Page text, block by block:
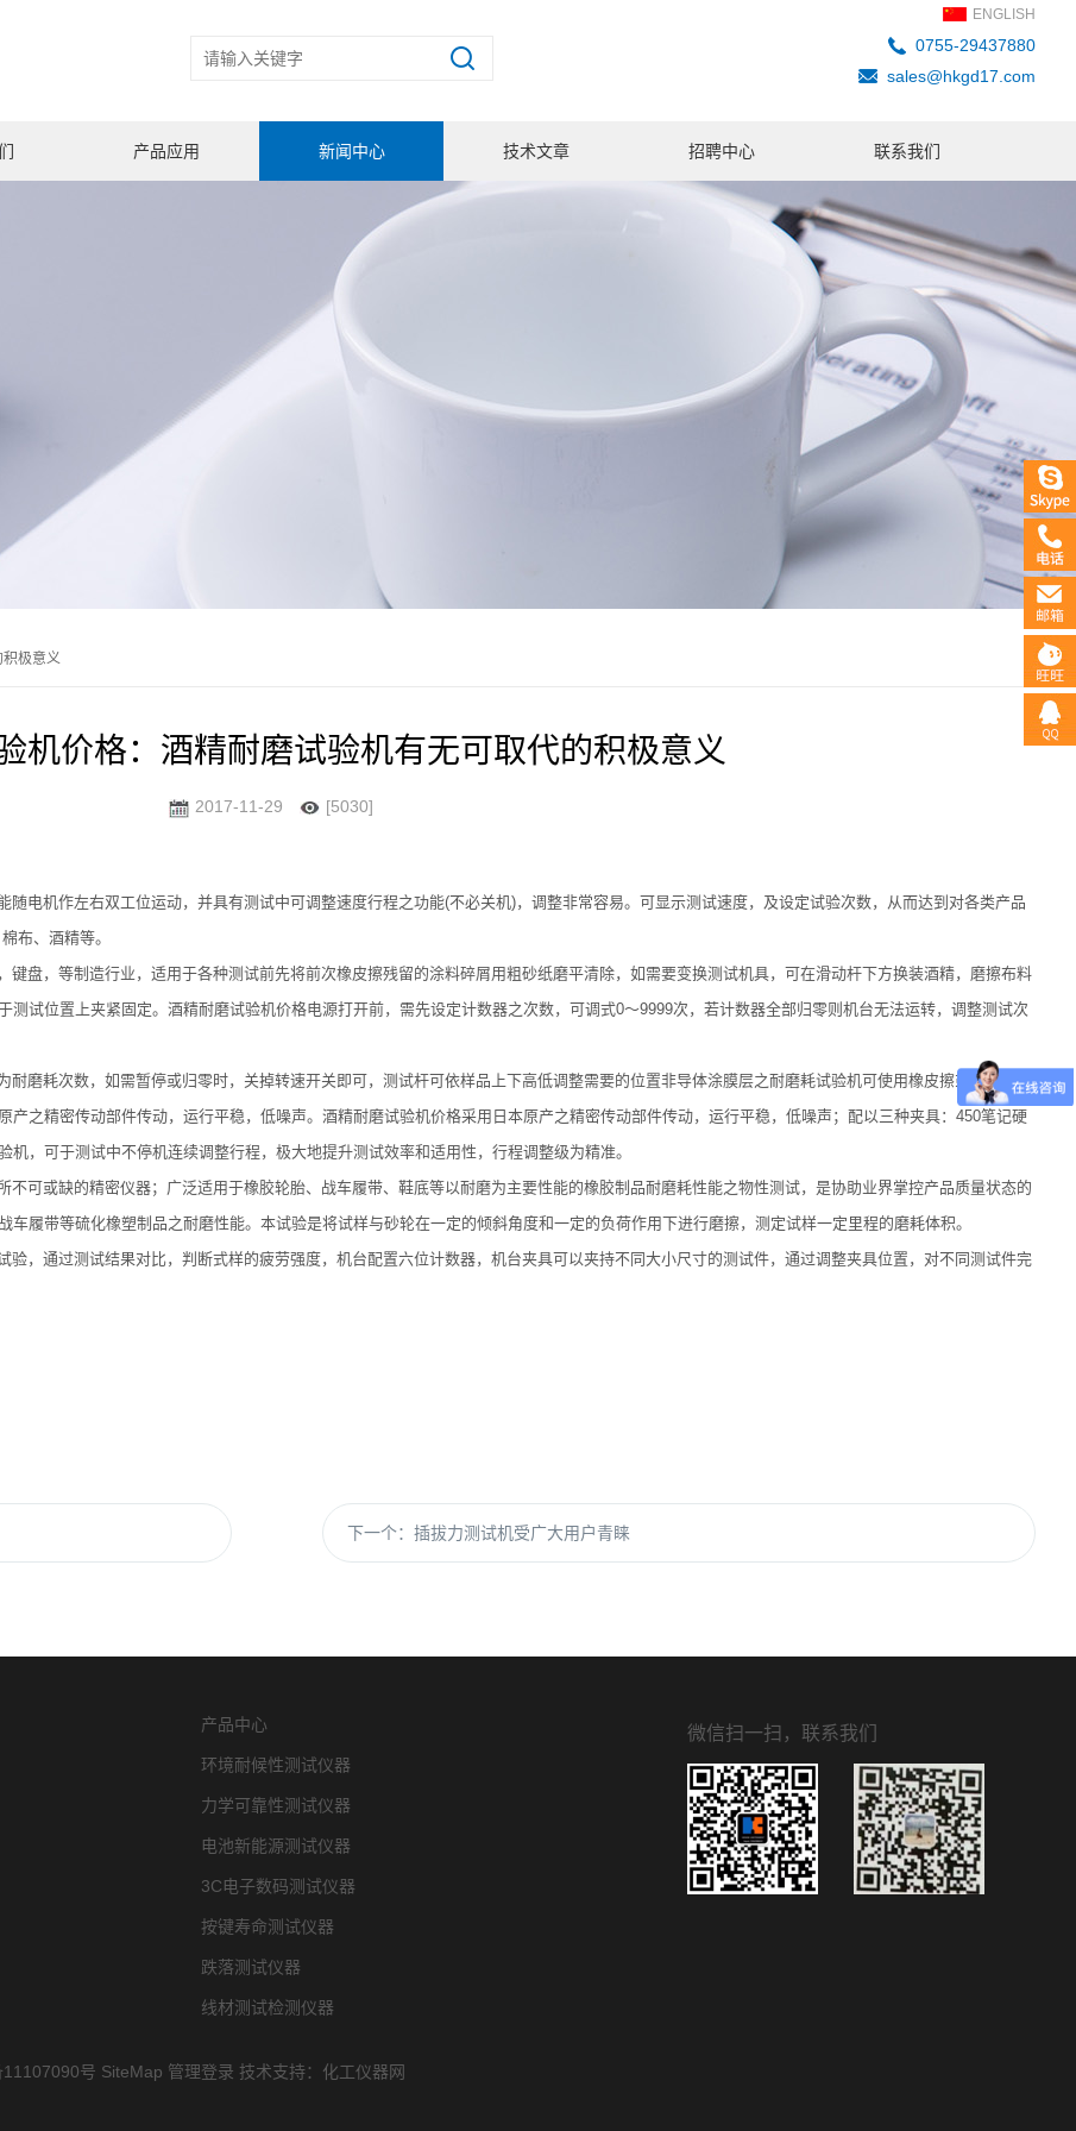
ENGLISH
0755-29437880
sales@hkgd17.com
产品应用 新闻中心 技术文章 招聘中心 联系我们
极意义
机价格：酒精耐磨试验机有无可取代的积极意义
2017-11-29 [5030]
随电机作左右双工位运动，并具有测试中可调整速度行程之功能(不必关机)，调整非常容易。可显示测试速度，及设定试验次数，从而达到对各类产品
布、酒精等。
盘，等制造行业，适用于各种测试前先将前次橡皮擦残留的涂料碎屑用粗砂纸磨平清除，如需要变换测试机具，可在滑动杆下方换装酒精，磨擦布料
试位置上夹紧固定。酒精耐磨试验机价格电源打开前，需先设定计数器之次数，可调式0～9999次，若计数器全部归零则机台无法运转，调整测试次
磨耗次数，如需暂停或归零时，关掉转速开关即可，测试杆可依样品上下高低调整需要的位置非导体涂膜层之耐磨耗试验机可使用橡皮擦或酒精磨擦
产之精密传动部件传动，运行平稳，低噪声。酒精耐磨试验机价格采用日本原产之精密传动部件传动，运行平稳，低噪声；配以三种夹具：450笔记硬
，可于测试中不停机连续调整行程，极大地提升测试效率和适用性，行程调整级为精准。
可或缺的精密仪器；广泛适用于橡胶轮胎、战车履带、鞋底等以耐磨为主要性能的橡胶制品耐磨耗性能之物性测试，是协助业界掌控产品质量状态的
车履带等硫化橡塑制品之耐磨性能。本试验是将试样与砂轮在一定的倾斜角度和一定的负荷作用下进行磨擦，测定试样一定里程的磨耗体积。
，通过测试结果对比，判断式样的疲劳强度，机台配置六位计数器，机台夹具可以夹持不同大小尺寸的测试件，通过调整夹具位置，对不同测试件完
下一个：插拔力测试机受广大用户青睐
产品中心
环境耐候性测试仪器
力学可靠性测试仪器
电池新能源测试仪器
3C电子数码测试仪器
按键寿命测试仪器
跌落测试仪器
线材测试检测仪器
微信扫一扫，联系我们
11107090号 SiteMap 管理登录 技术支持： 化工仪器网